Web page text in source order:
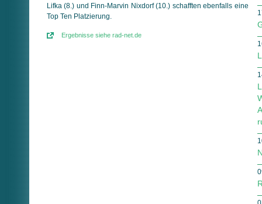
Lifka (8.) und Finn-Marvin Nixdorf (10.) schafften ebenfalls eine
Top Ten Platzierung.
Ergebnisse siehe rad-net.de